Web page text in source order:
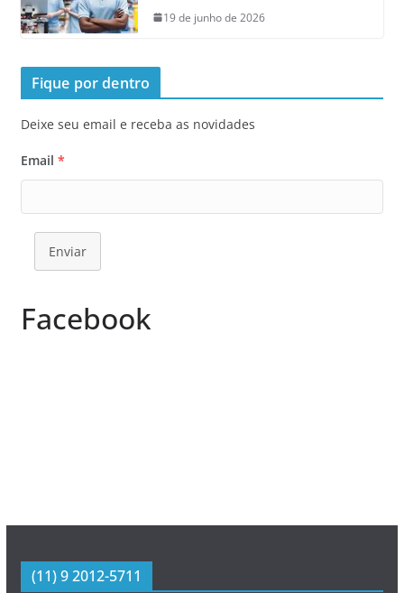
19 de junho de 2026
Fique por dentro
Deixe seu email e receba as novidades
Email *
Enviar
Facebook
(11) 9 2012-5711